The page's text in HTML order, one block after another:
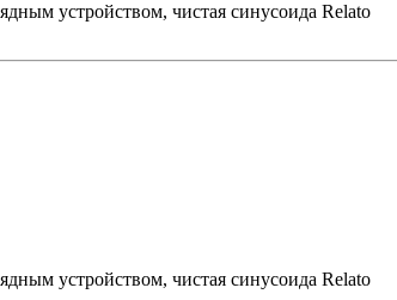
устройством, чистая синусоида Relato
устройством, чистая синусоида Relato